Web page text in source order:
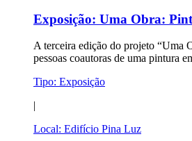
Exposição: Uma Obra:
A terceira edição do projeto “Uma
pessoas coautoras de uma pintura
Tipo: Exposição
Local: Edifício Pina Luz